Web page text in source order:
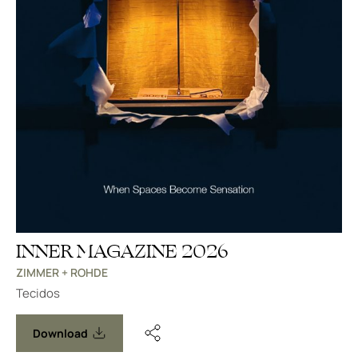
INNER MAGAZINE 2026
ZIMMER + ROHDE
Tecidos
Download